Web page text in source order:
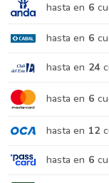
hasta en 6
hasta en 6
hasta en 24
hasta en 6
hasta en 12
hasta en 6